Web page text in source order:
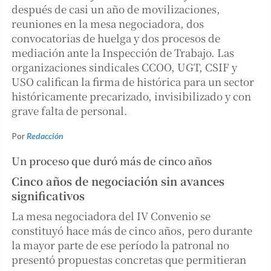
después de casi un año de movilizaciones,
reuniones en la mesa negociadora, dos
convocatorias de huelga y dos procesos de
mediación ante la Inspección de Trabajo. Las
organizaciones sindicales CCOO, UGT, CSIF y
USO califican la firma de histórica para un sector
históricamente precarizado, invisibilizado y con
grave falta de personal.
PorRedacción
Un proceso que duró más de cinco años
Cinco años de negociación sin avances
significativos
La mesa negociadora del IV Convenio se
constituyó hace más de cinco años, pero durante
la mayor parte de ese período la patronal no
presentó propuestas concretas que permitieran